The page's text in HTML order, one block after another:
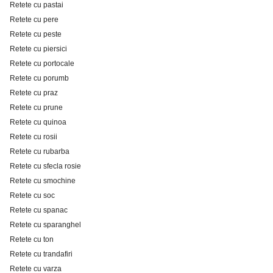
Retete cu pastai
Retete cu pere
Retete cu peste
Retete cu piersici
Retete cu portocale
Retete cu porumb
Retete cu praz
Retete cu prune
Retete cu quinoa
Retete cu rosii
Retete cu rubarba
Retete cu sfecla rosie
Retete cu smochine
Retete cu soc
Retete cu spanac
Retete cu sparanghel
Retete cu ton
Retete cu trandafiri
Retete cu varza